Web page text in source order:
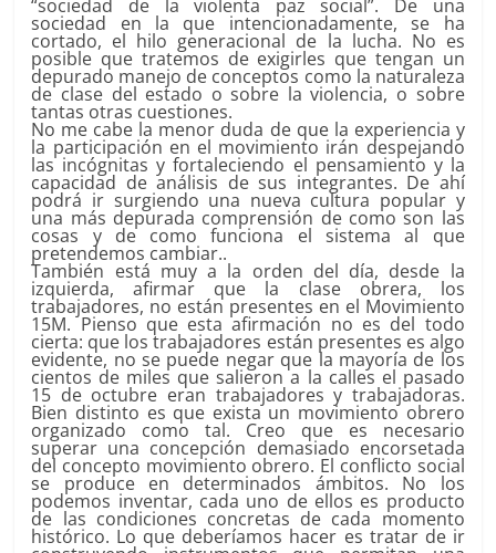
“sociedad de la violenta paz social”. De una
sociedad en la que intencionadamente, se ha
cortado, el hilo generacional de la lucha. No es
posible que tratemos de exigirles que tengan un
depurado manejo de conceptos como la naturaleza
de clase del estado o sobre la violencia, o sobre
tantas otras cuestiones.
No me cabe la menor duda de que la experiencia y
la participación en el movimiento irán despejando
las incógnitas y fortaleciendo el pensamiento y la
capacidad de análisis de sus integrantes. De ahí
podrá ir surgiendo una nueva cultura popular y
una más depurada comprensión de como son las
cosas y de como funciona el sistema al que
pretendemos cambiar..
También está muy a la orden del día, desde la
izquierda, afirmar que la clase obrera, los
trabajadores, no están presentes en el Movimiento
15M. Pienso que esta afirmación no es del todo
cierta: que los trabajadores están presentes es algo
evidente, no se puede negar que la mayoría de los
cientos de miles que salieron a la calles el pasado
15 de octubre eran trabajadores y trabajadoras.
Bien distinto es que exista un movimiento obrero
organizado como tal. Creo que es necesario
superar una concepción demasiado encorsetada
del concepto movimiento obrero. El conflicto social
se produce en determinados ámbitos. No los
podemos inventar, cada uno de ellos es producto
de las condiciones concretas de cada momento
histórico. Lo que deberíamos hacer es tratar de ir